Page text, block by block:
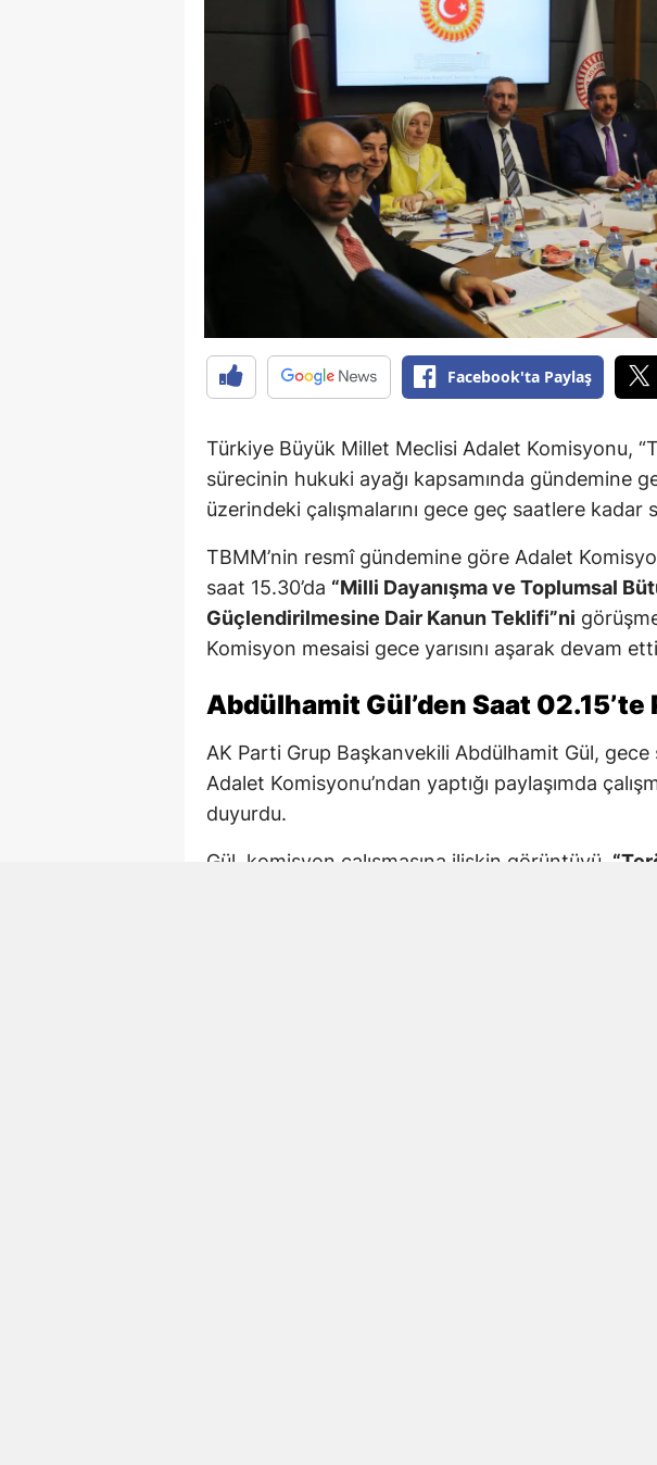
Facebook'ta Paylaş
Türkiye Büyük Millet Meclisi Adalet Komisyonu,
sürecinin hukuki ayağı kapsamında gündemine
üzerindeki çalışmalarını gece geç saatlere kadar
TBMM’nin resmî gündemine göre Adalet
saat 15.30’da “Milli Dayanışma ve Toplumsal
Güçlendirilmesine Dair Kanun Teklifi”ni
Komisyon mesaisi gece yarısını aşarak devam
Abdülhamit Gül’den Saat 02.15’te
AK Parti Grup Başkanvekili Abdülhamit Gül, gece
Adalet Komisyonu’ndan yaptığı paylaşımda
duyurdu.
Gül, komisyon çalışmasına ilişkin görüntüyü,